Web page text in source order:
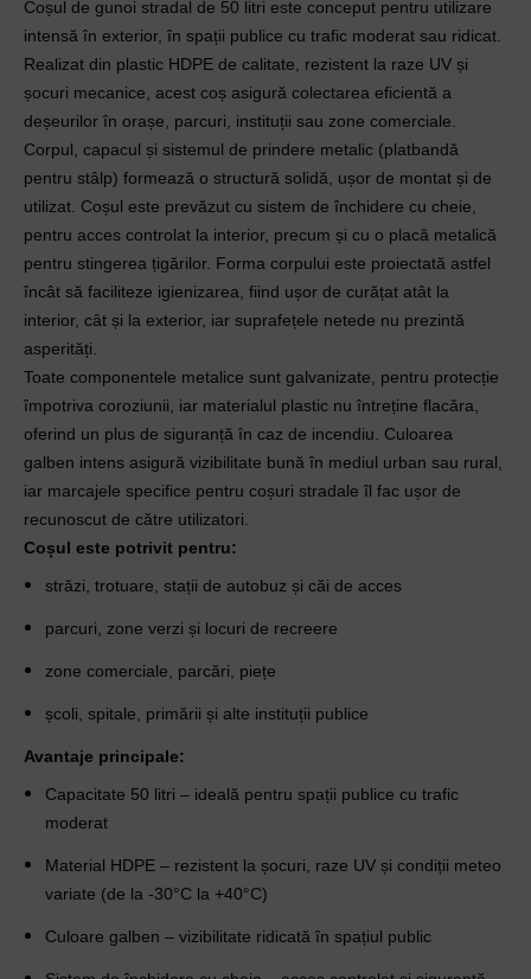
Coșul de gunoi stradal de 50 litri este conceput pentru utilizare
intensă în exterior, în spații publice cu trafic moderat sau ridicat.
Realizat din plastic HDPE de calitate, rezistent la raze UV și
șocuri mecanice, acest coș asigură colectarea eficientă a
deșeurilor în orașe, parcuri, instituții sau zone comerciale.
Corpul, capacul și sistemul de prindere metalic (platbandă
pentru stâlp) formează o structură solidă, ușor de montat și de
utilizat. Coșul este prevăzut cu sistem de închidere cu cheie,
pentru acces controlat la interior, precum și cu o placă metalică
pentru stingerea țigărilor. Forma corpului este proiectată astfel
încât să faciliteze igienizarea, fiind ușor de curățat atât la
interior, cât și la exterior, iar suprafețele netede nu prezintă
asperități.
Toate componentele metalice sunt galvanizate, pentru protecție
împotriva coroziunii, iar materialul plastic nu întreține flacăra,
oferind un plus de siguranță în caz de incendiu. Culoarea
galben intens asigură vizibilitate bună în mediul urban sau rural,
iar marcajele specifice pentru coșuri stradale îl fac ușor de
recunoscut de către utilizatori.
Coșul este potrivit pentru:
străzi, trotuare, stații de autobuz și căi de acces
parcuri, zone verzi și locuri de recreere
zone comerciale, parcări, piețe
școli, spitale, primării și alte instituții publice
Avantaje principale:
Capacitate 50 litri – ideală pentru spații publice cu trafic
moderat
Material HDPE – rezistent la șocuri, raze UV și condiții meteo
variate (de la -30°C la +40°C)
Culoare galben – vizibilitate ridicată în spațiul public